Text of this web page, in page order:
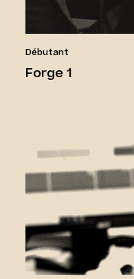
Débutant
Forge 1
Tricot Machine 1